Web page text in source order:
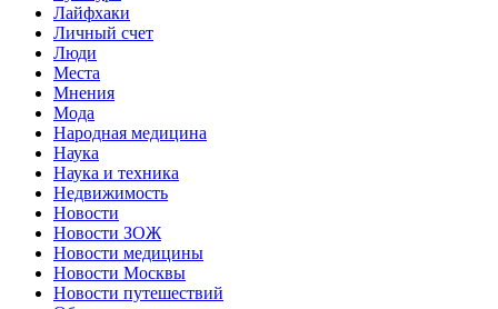
Лайфхаки
Личный счет
Люди
Места
Мнения
Мода
Народная медицина
Наука
Наука и техника
Недвижимость
Новости
Новости ЗОЖ
Новости медицины
Новости Москвы
Новости путешествий